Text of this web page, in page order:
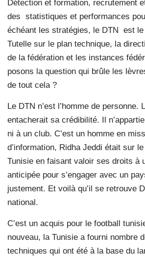
Détection et formation, recrutement
des statistiques et performances
échéant les stratégies, le DTN est
Tutelle sur le plan technique, la
de la fédération et les instances
posons la question qui brûle les
de tout cela ?
Le DTN n’est l’homme de personne.
entacherait sa crédibilité. Il
ni à un club. C’est un homme en
d’information, Ridha Jeddi était sur
Tunisie en faisant valoir ses droits à
anticipée pour s’engager avec un
justement. Et voilà qu’il se retrouve
national.
C’est un acquis pour le football
nouveau, la Tunisie a fourni nombre
techniques qui ont été à la base du